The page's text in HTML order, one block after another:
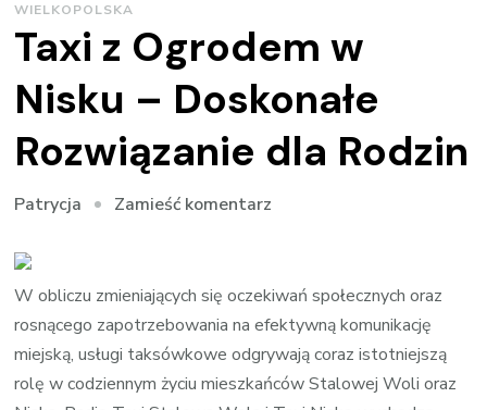
WIELKOPOLSKA
Taxi z Ogrodem w
Nisku – Doskonałe
Rozwiązanie dla Rodzin
Patrycja Zamieść komentarz
z
Ogrodem
w
Nisku
W obliczu zmieniających się oczekiwań społecznych oraz
rosnącego zapotrzebowania na efektywną komunikację
miejską, usługi taksówkowe odgrywają coraz istotniejszą
rolę w codziennym życiu mieszkańców Stalowej Woli oraz